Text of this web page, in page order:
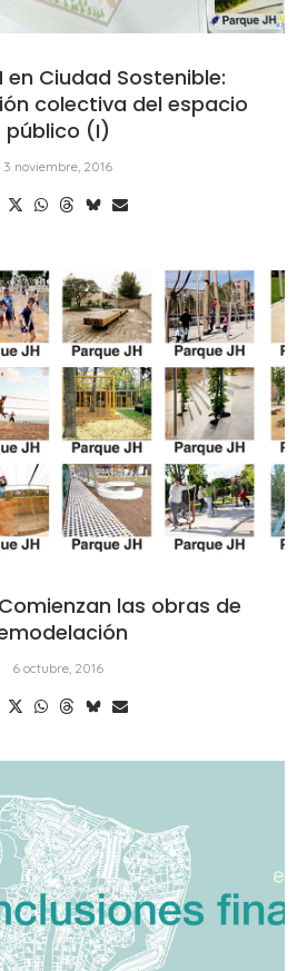
en Ciudad Sostenible:
colectiva del espacio
público (I)
3 noviembre, 2016
las obras de
6 octubre, 2016